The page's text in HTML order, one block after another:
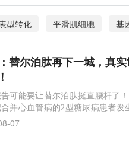
型转化 平滑肌细胞 基
体激动剂 生酮饮食 免
2型糖尿病 MACE
GLP-1受体激动剂
替尔泊肽再下一城，真
可能要让替尔泊肽挺直腰杆了
并心血管病的2型糖尿病患者发
07